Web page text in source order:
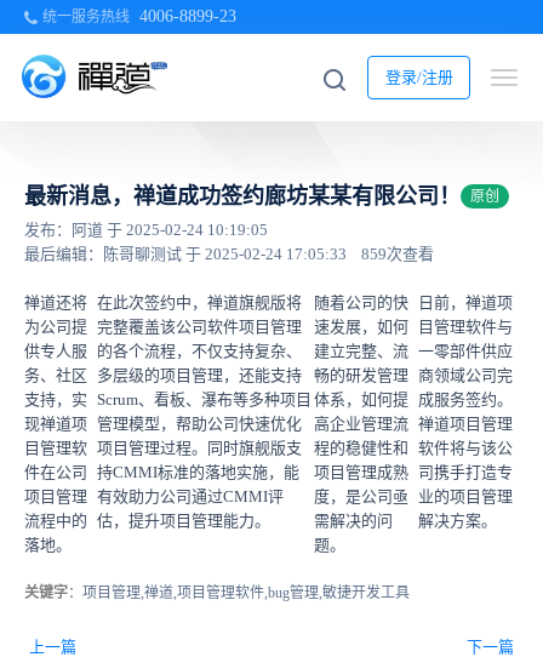
统一服务热线 4006-8899-23
登录/注册
最新消息，禅道成功签约廊坊某某有限公司！ 原创
发布：阿道 于 2025-02-24 10:19:05
最后编辑：陈哥聊测试 于 2025-02-24 17:05:33
859次查看
日前，禅道项
目管理软件与
一零部件供应
商领域公司完
成服务签约。
禅道项目管理
软件将与该公
司携手打造专
业的项目管理
解决方案。
随着公司的快
速发展，如何
建立完整、流
畅的研发管理
体系，如何提
高企业管理流
程的稳健性和
项目管理成熟
度，是公司亟
需解决的问
题。
在此次签约中，禅道旗舰版将
完整覆盖该公司软件项目管理
的各个流程，不仅支持复杂、
多层级的项目管理，还能支持
Scrum、看板、瀑布等多种项目
管理模型，帮助公司快速优化
项目管理过程。同时旗舰版支
持CMMI标准的落地实施，能
有效助力公司通过CMMI评
估，提升项目管理能力。
禅道还将
为公司提
供专人服
务、社区
支持，实
现禅道项
目管理软
件在公司
项目管理
流程中的
落地。
关键字：项目管理,禅道,项目管理软件,bug管理,敏捷开发工具
上一篇 下一篇